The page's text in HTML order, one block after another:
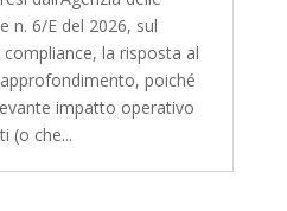
n. 6/E del 2026, sul
la risposta al
poiché
impatto operativo
(o che...